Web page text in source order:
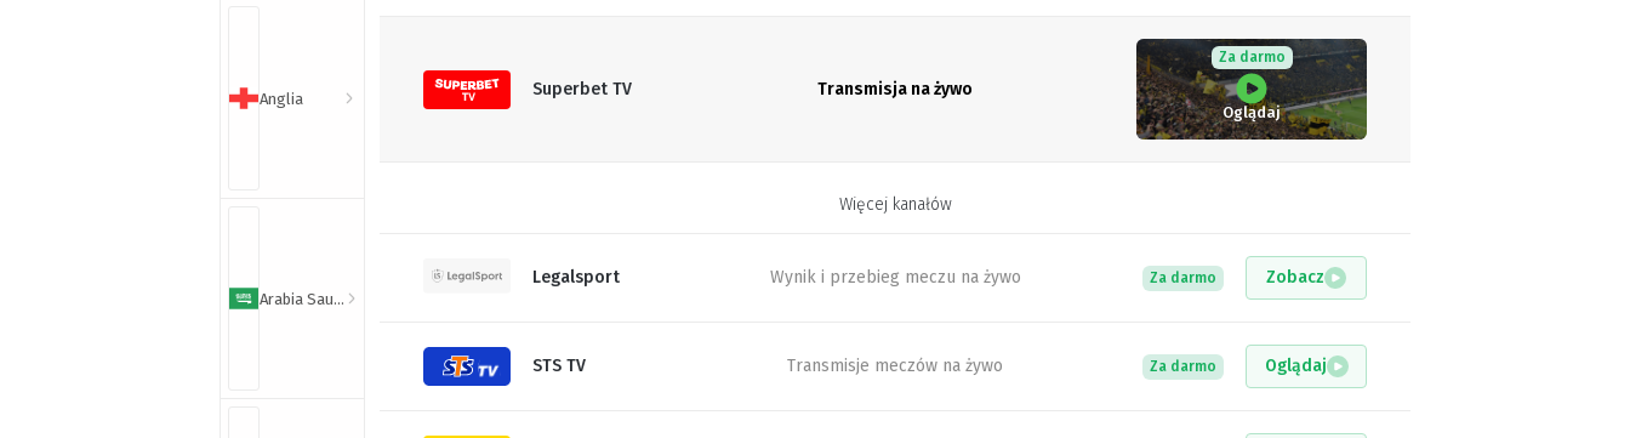
Anglia
Arabia Saudyjska
Superbet TV Transmisja na żywo
Za darmo
Oglądaj
Więcej kanałów
Legalsport Wynik i przebieg meczu na żywo Za darmo Zobacz
STS TV Transmisje meczów na żywo Za darmo Oglądaj